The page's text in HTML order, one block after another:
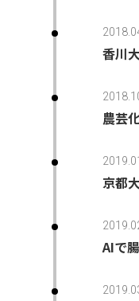
香川
農芸
2019.01
京都
AIで